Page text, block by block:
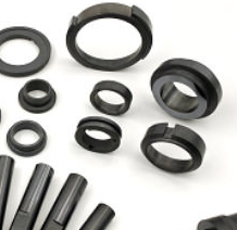
磁力式泵浦零件